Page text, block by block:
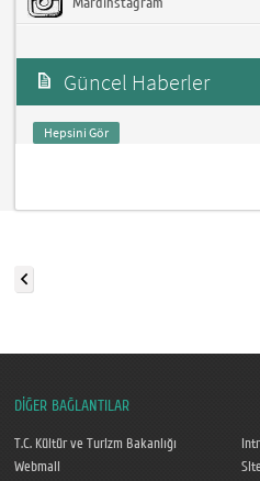
Güncel Haberler
Hepsini Gör
DİĞER BAĞLANTILAR
T.C. Kültür ve Turizm Bakanlığı
Webmail